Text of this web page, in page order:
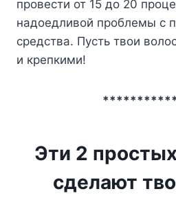
провести от 15 до 20
надоедливой проблемы с
средства. Пусть твои
и крепкими!
Эти 2
сделают